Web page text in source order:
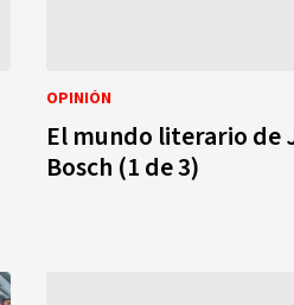
OPINIÓN
El mundo literario de
Bosch (1 de 3)